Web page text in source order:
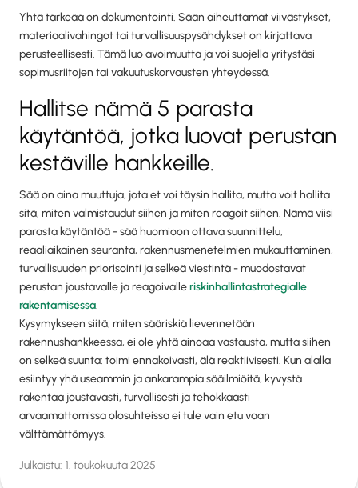
Yhtä tärkeää on dokumentointi. Sään aiheuttamat viivästykset,
materiaalivahingot tai turvallisuuspysähdykset on kirjattava
perusteellisesti. Tämä luo avoimuutta ja voi suojella yritystäsi
sopimusriitojen tai vakuutuskorvausten yhteydessä.
Hallitse nämä 5 parasta
käytäntöä, jotka luovat perustan
kestäville hankkeille.
Sää on aina muuttuja, jota et voi täysin hallita, mutta voit hallita
sitä, miten valmistaudut siihen ja miten reagoit siihen. Nämä viisi
parasta käytäntöä - sää huomioon ottava suunnittelu,
reaaliaikainen seuranta, rakennusmenetelmien mukauttaminen,
turvallisuuden priorisointi ja selkeä viestintä - muodostavat
perustan joustavalle ja reagoivalleriskinhallintastrategialle
rakentamisessa.
Kysymykseen siitä, miten sääriskiä lievennetään
rakennushankkeessa, ei ole yhtä ainoaa vastausta, mutta siihen
on selkeä suunta: toimi ennakoivasti, älä reaktiivisesti. Kun alalla
esiintyy yhä useammin ja ankarampia sääilmiöitä, kyvystä
rakentaa joustavasti, turvallisesti ja tehokkaasti
arvaamattomissa olosuhteissa ei tule vain etu vaan
välttämättömyys.
Julkaistu: 1. toukokuuta 2025